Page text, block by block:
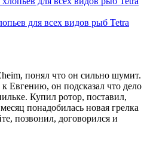
для всех видов рыб Tetra
понял что он сильно шумит.
к Евгению, он подсказал что дело
Купил ротор, поставил,
понадобилась новая грелка
позвонил, договорился и